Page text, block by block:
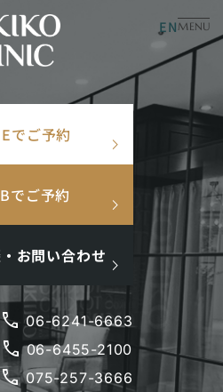
膚科× 美容内科 ENMENU
でご予約
でご予約
お問い合わせ
phone 06-6241-6663
phone 06-6455-2100
phone 075-257-3666
search
チエイジング#点滴
#ニキビ跡
閉じる
UP